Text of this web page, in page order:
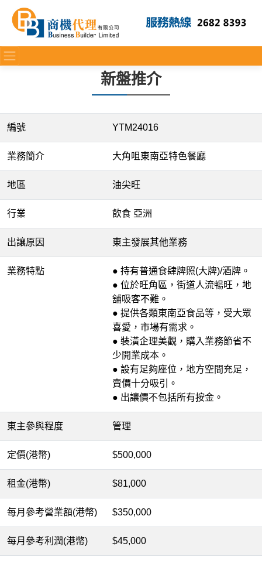
新盤推介
編號 YTM24016
業務簡介 大角咀東南亞特色餐廳
地區 油尖旺
行業 飲食 亞洲
出讓原因 東主發展其他業務
業務特點
● 持有普通食肆牌照(大牌)/酒牌。
● 位於旺角區，街道人流暢旺，地
舖吸客不難。
● 提供各類東南亞食品等，受大眾
喜愛，市場有需求。
● 裝潢企理美觀，購入業務節省不
少開業成本。
● 設有足夠座位，地方空間充足，
賣價十分吸引。
● 出讓價不包括所有按金。
東主參與程度 管理
定價(港幣) $500,000
租金(港幣) $81,000
每月參考營業額(港幣) $350,000
每月參考利潤(港幣) $45,000